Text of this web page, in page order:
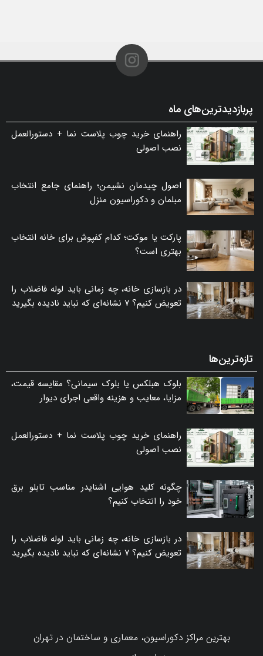
پربازدیدترین‌های ماه
راهنمای خرید چوب پلاست نما + دستورالعمل
نصب اصولی
اصول چیدمان نشیمن؛ راهنمای جامع انتخاب
مبلمان و دکوراسیون منزل
پارکت یا موکت؛ کدام کفپوش برای خانه انتخاب
بهتری است؟
در بازسازی خانه، چه زمانی باید لوله فاضلاب را
تعویض کنیم؟ ۷ نشانه‌ای که نباید نادیده بگیرید
تازه‌ترین‌ها
بلوک هبلکس یا بلوک سیمانی؟ مقایسه قیمت،
مزایا، معایب و هزینه واقعی اجرای دیوار
راهنمای خرید چوب پلاست نما + دستورالعمل
نصب اصولی
چگونه کلید هوایی اشنایدر مناسب تابلو برق
خود را انتخاب کنیم؟
در بازسازی خانه، چه زمانی باید لوله فاضلاب را
تعویض کنیم؟ ۷ نشانه‌ای که نباید نادیده بگیرید
بهترین مراکز دکوراسیون، معماری و ساختمان در تهران